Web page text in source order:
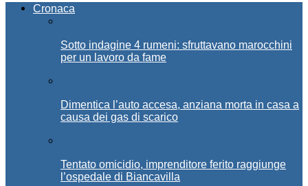
Cronaca
Sotto indagine 4 rumeni: sfruttavano marocchini
per un lavoro da fame
Dimentica l’auto accesa, anziana morta in casa a
causa dei gas di scarico
Tentato omicidio, imprenditore ferito raggiunge
l’ospedale di Biancavilla